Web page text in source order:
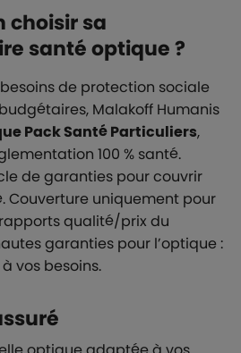
choisir sa
santé optique ?
de protection sociale
Malakoff Humanis
Pack Santé Particuliers,
100 % santé.
de garanties pour couvrir
Couverture uniquement pour
qualité/prix du
garanties pour l’optique :
vos besoins.